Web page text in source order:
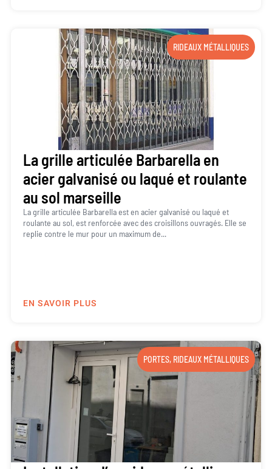
RIDEAUX MÉTALLIQUES
La grille articulée Barbarella en
acier galvanisé ou laqué et roulante
au sol marseille
La grille articulée Barbarella est en acier galvanisé ou laqué et
roulante au sol, est renforcée avec des croisillons ouvragés. Elle se
replie contre le mur pour un maximum de...
EN SAVOIR PLUS
PORTES, RIDEAUX MÉTALLIQUES